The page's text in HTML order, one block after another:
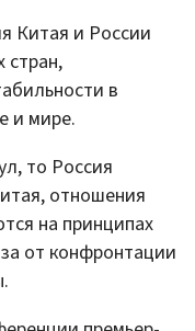
Китая и России
стран,
в
и мире.
то Россия
отношения
на принципах
от конфронтации